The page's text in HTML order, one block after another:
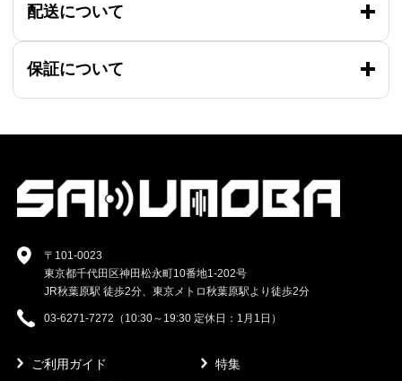
配送について
保証について
〒101-0023
東京都千代田区神田松永町10番地1-202号
JR秋葉原駅 徒歩2分、東京メトロ秋葉原駅より徒歩2分
03-6271-7272（10:30～19:30 定休日：1月1日）
ご利用ガイド
特集